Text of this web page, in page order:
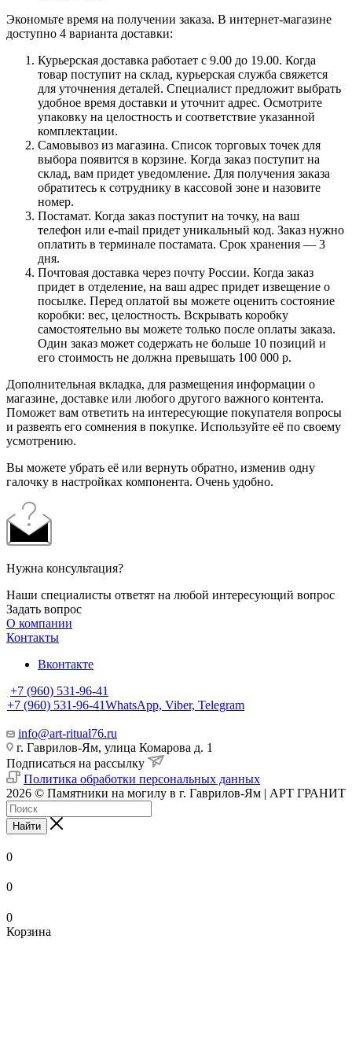
Экономьте время на получении заказа. В интернет-магазине
доступно 4 варианта доставки:
Курьерская доставка работает с 9.00 до 19.00. Когда
товар поступит на склад, курьерская служба свяжется
для уточнения деталей. Специалист предложит выбрать
удобное время доставки и уточнит адрес. Осмотрите
упаковку на целостность и соответствие указанной
комплектации.
Самовывоз из магазина. Список торговых точек для
выбора появится в корзине. Когда заказ поступит на
склад, вам придет уведомление. Для получения заказа
обратитесь к сотруднику в кассовой зоне и назовите
номер.
Постамат. Когда заказ поступит на точку, на ваш
телефон или e-mail придет уникальный код. Заказ нужно
оплатить в терминале постамата. Срок хранения — 3
дня.
Почтовая доставка через почту России. Когда заказ
придет в отделение, на ваш адрес придет извещение о
посылке. Перед оплатой вы можете оценить состояние
коробки: вес, целостность. Вскрывать коробку
самостоятельно вы можете только после оплаты заказа.
Один заказ может содержать не больше 10 позиций и
его стоимость не должна превышать 100 000 р.
Дополнительная вкладка, для размещения информации о
магазине, доставке или любого другого важного контента.
Поможет вам ответить на интересующие покупателя вопросы
и развеять его сомнения в покупке. Используйте её по своему
усмотрению.
Вы можете убрать её или вернуть обратно, изменив одну
галочку в настройках компонента. Очень удобно.
Нужна консультация?
Наши специалисты ответят на любой интересующий вопрос
Задать вопрос
О компании
Контакты
Вконтакте
+7 (960) 531-96-41
+7 (960) 531-96-41WhatsApp, Viber, Telegram
info@art-ritual76.ru
г. Гаврилов-Ям, улица Комарова д. 1
Подписаться на рассылку
Политика обработки персональных данных
2026 © Памятники на могилу в г. Гаврилов-Ям | АРТ ГРАНИТ
Найти
0
0
0
Корзина